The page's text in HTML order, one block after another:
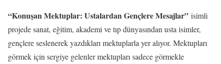
“Konuşan Mektuplar: Ustalardan Gençlere Mesajlar” isimli
projede sanat, eğitim, akademi ve tıp dünyasından usta isimler,
gençlere seslenerek yazdıkları mektuplarla yer alıyor. Mektupları
görmek için sergiye gelenler mektupları sadece görmekle